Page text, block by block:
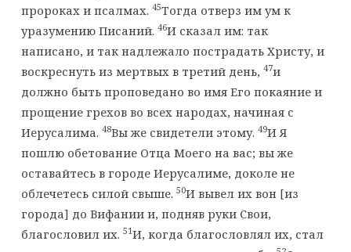
пророках и псалмах. 45Тогда отверз им ум к
уразумению Писаний. 46И сказал им: так
написано, и так надлежало пострадать Христу, и
воскреснуть из мертвых в третий день, 47и
должно быть проповедано во имя Его покаяние и
прощение грехов во всех народах, начиная с
Иерусалима. 48Вы же свидетели этому. 49И Я
пошлю обетование Отца Моего на вас; вы же
оставайтесь в городе Иерусалиме, доколе не
облечетесь силой свыше. 50И вывел их вон [из
города] до Вифании и, подняв руки Свои,
благословил их. 51И, когда благословлял их, стал